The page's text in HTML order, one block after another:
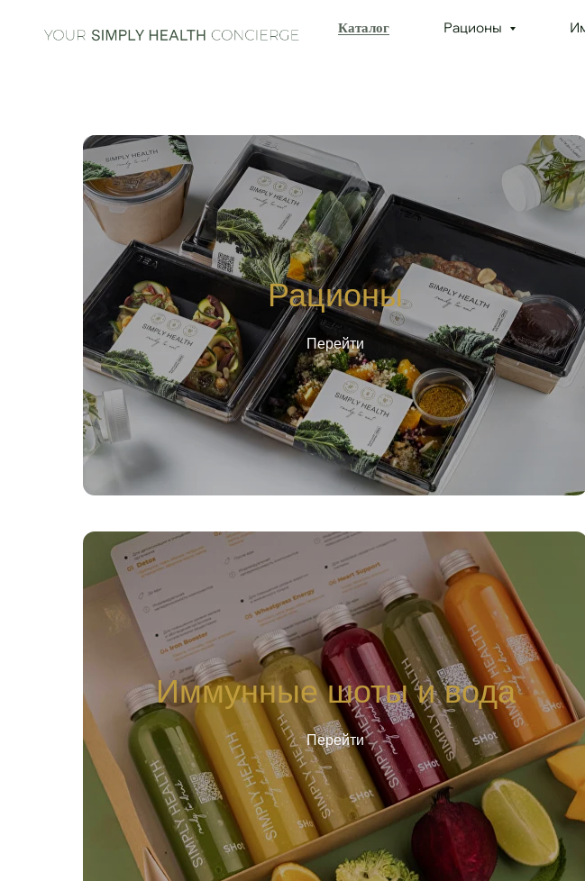
Каталог Рационы
Рационы
Перейти
Иммунные шоты и вода
Перейти